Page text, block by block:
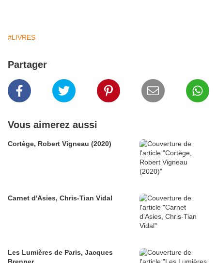
#LIVRES
Partager
Vous aimerez aussi
Cortège, Robert Vigneau (2020)
Carnet d'Asies, Chris-Tian Vidal
Les Lumières de Paris, Jacques